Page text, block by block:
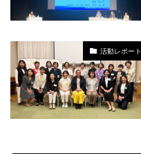
活動レポート